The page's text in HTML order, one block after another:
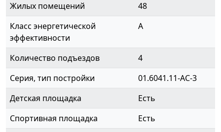
Жилых помещений
48
Класс энергетической
эффективности
A
Количество подъездов
4
Серия, тип постройки
01.6041.11-АС-3
Детская площадка
Есть
Спортивная площадка
Есть